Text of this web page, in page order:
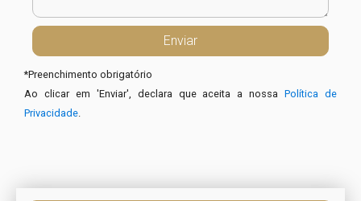
*Preenchimento obrigatório
Ao clicar em 'Enviar', declara que aceita a nossaPolítica de
Privacidade